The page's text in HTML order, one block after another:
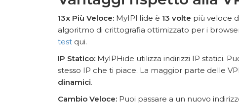
13x Più Veloce: MyIPHide è 13 volte più veloce
algoritmo di crittografia ottimizzato per i
test qui.
IP Statico: MyIPHide utilizza indirizzi IP statici.
stesso IP che ti piace. La maggior parte delle
dinamici.
Cambio Veloce: Puoi passare a un nuovo